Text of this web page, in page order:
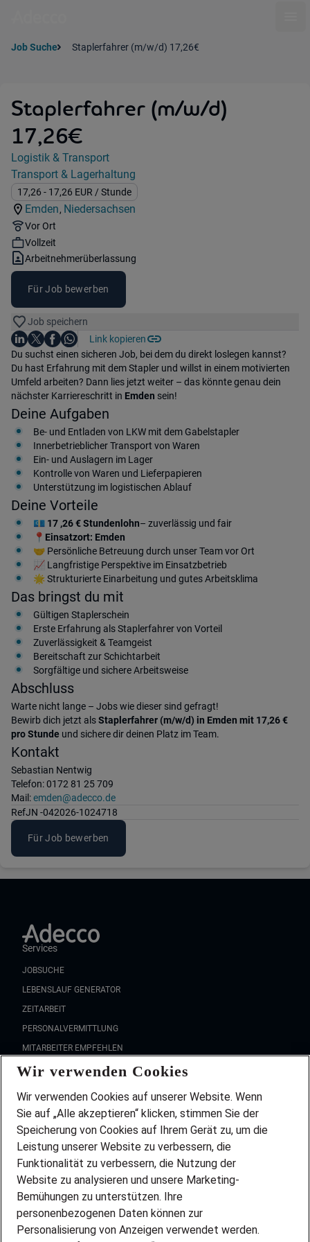
Job Suche Staplerfahrer (m/w/d) 17,26€
Staplerfahrer (m/w/d)
17,26€
Jobdetails
Kategorie:
Logistik & Transport
Industry:
Transport & Lagerhaltung
Gehalt:
17,26 - 17,26 EUR / Stunde
Standorte:
Emden,
Region:
Niedersachsen
Remote Option:
Vor Ort
Workhours:
Vollzeit
Vertragsart:
Arbeitnehmerüberlassung
Für Job bewerben
Job speichern
Teile diesen Job
Auf LinkedIn teilen
Auf X teilen
Auf Facebook teilen
Auf WhatsApp teilen
Link kopieren
Einleitung
Du suchst einen sicheren Job, bei dem du direkt loslegen kannst?
Du hast Erfahrung mit dem Stapler und willst in einem motivierten
Umfeld arbeiten? Dann lies jetzt weiter – das könnte genau dein
nächster Karriereschritt in Emden sein!
Deine Aufgaben
Be- und Entladen von LKW mit dem Gabelstapler
Innerbetrieblicher Transport von Waren
Ein- und Auslagern im Lager
Kontrolle von Waren und Lieferpapieren
Unterstützung im logistischen Ablauf
Deine Vorteile
💶 17 ,26 € Stundenlohn– zuverlässig und fair
📍 Einsatzort: Emden
🤝 Persönliche Betreuung durch unser Team vor Ort
📈 Langfristige Perspektive im Einsatzbetrieb
🌟 Strukturierte Einarbeitung und gutes Arbeitsklima
Das bringst du mit
Gültigen Staplerschein
Erste Erfahrung als Staplerfahrer von Vorteil
Zuverlässigkeit & Teamgeist
Bereitschaft zur Schichtarbeit
Sorgfältige und sichere Arbeitsweise
Abschluss
Warte nicht lange – Jobs wie dieser sind gefragt!
Bewirb dich jetzt alsStaplerfahrer (m/w/d) in Emden mit 17,26 €
pro Stunde und sichere dir deinen Platz im Team.
Kontakt
Sebastian Nentwig
Telefon: 0172 81 25 709
Mail:emden@adecco.de
RefJN -042026-1024718
Für Job bewerben
Services
JOBSUCHE
LEBENSLAUF GENERATOR
ZEITARBEIT
PERSONALVERMITTLUNG
MITARBEITER EMPFEHLEN
FAQ
Wir stellen ein!
DEINE BERUFSGRUPPE
DEINE LEBENSSITUATION
PARTNERSHIP WITH AIRBUS
INITIATIV BEWERBEN
ÜBER UNS
STANDORTE
Wir verwenden Cookies
Wir verwenden Cookies auf unserer Website. Wenn
Sie auf „Alle akzeptieren“ klicken, stimmen Sie der
Speicherung von Cookies auf Ihrem Gerät zu, um die
Leistung unserer Website zu verbessern, die
Funktionalität zu verbessern, die Nutzung der
Website zu analysieren und unsere Marketing-
Bemühungen zu unterstützen. Ihre
personenbezogenen Daten können zur
Personalisierung von Anzeigen verwendet werden.